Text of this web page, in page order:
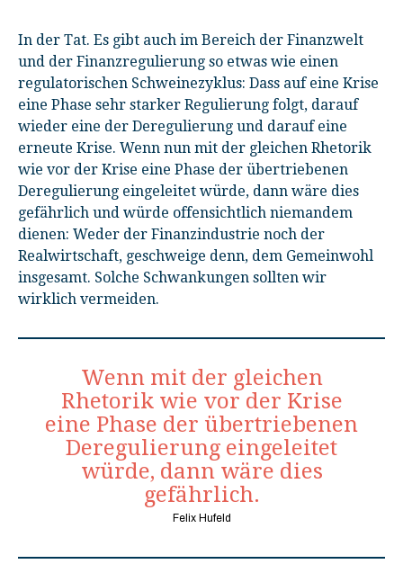
In der Tat. Es gibt auch im Bereich der Finanzwelt
und der Finanzregulierung so etwas wie einen
regulatorischen Schweinezyklus: Dass auf eine Krise
eine Phase sehr starker Regulierung folgt, darauf
wieder eine der Deregulierung und darauf eine
erneute Krise. Wenn nun mit der gleichen Rhetorik
wie vor der Krise eine Phase der übertriebenen
Deregulierung eingeleitet würde, dann wäre dies
gefährlich und würde offensichtlich niemandem
dienen: Weder der Finanzindustrie noch der
Realwirtschaft, geschweige denn, dem Gemeinwohl
insgesamt. Solche Schwankungen sollten wir
wirklich vermeiden.
Wenn mit der gleichen
Rhetorik wie vor der Krise
eine Phase der übertriebenen
Deregulierung eingeleitet
würde, dann wäre dies
gefährlich.
Felix Hufeld